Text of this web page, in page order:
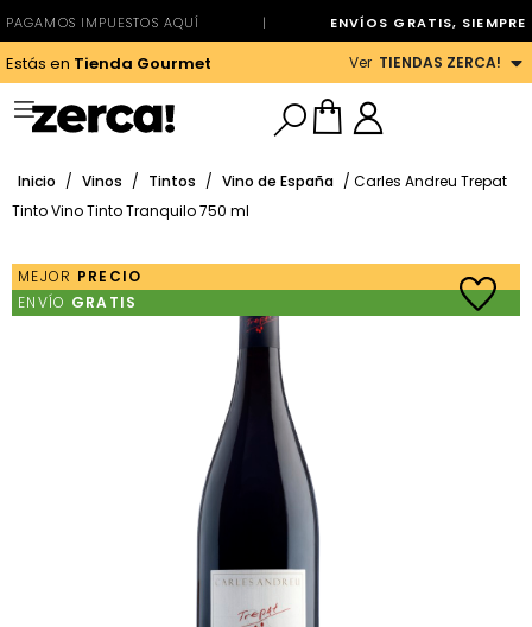
PAGAMOS IMPUESTOS AQUÍ | ENVÍOS GRATIS, SIEMPRE
Estás en Tienda Gourmet Ver TIENDAS ZERCA!
Inicio / Vinos / Tintos / Vino de España / Carles Andreu Trepat
Tinto Vino Tinto Tranquilo 750 ml
MEJOR PRECIO
ENVÍO GRATIS